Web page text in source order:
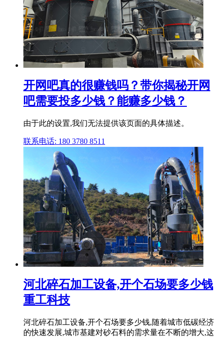
开网吧真的很赚钱吗？带你揭秘开网
吧需要投多少钱？能赚多少钱？
由于此的设置,我们无法提供该页面的具体描述。
联系电话: 180 3780 8511
河北碎石加工设备,开个石场要多少钱
重工科技
河北碎石加工设备,开个石场要多少钱,随着城市低碳经济
的快速发展,城市基建对砂石料的需求量在不断的增大,这